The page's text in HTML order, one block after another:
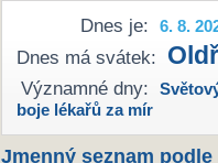
Dnes je: 6. 8.
Dnes má svátek:
Významné dny:
boje lékařů za mír
Jmenný seznam podle